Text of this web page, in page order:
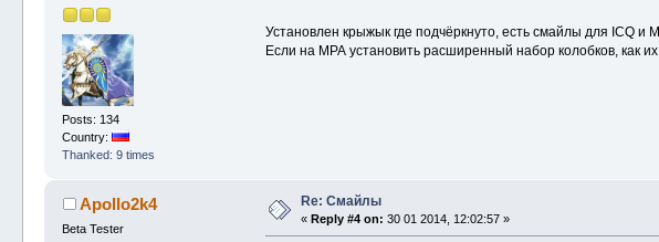
Posts: 134
Country:
Thanked: 9 times
Установлен крыжык где подчёркнуто, есть смайлы для ICQ
Если на МРА установить расширенный набор колобков, как
Apollo2k4
Beta Tester
Re: Смайлы
«Reply #4 on: 30 01 2014, 12:02:57 »